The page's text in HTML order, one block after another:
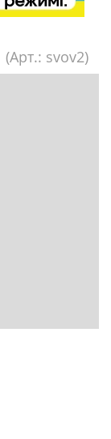
(Арт.: svov2)